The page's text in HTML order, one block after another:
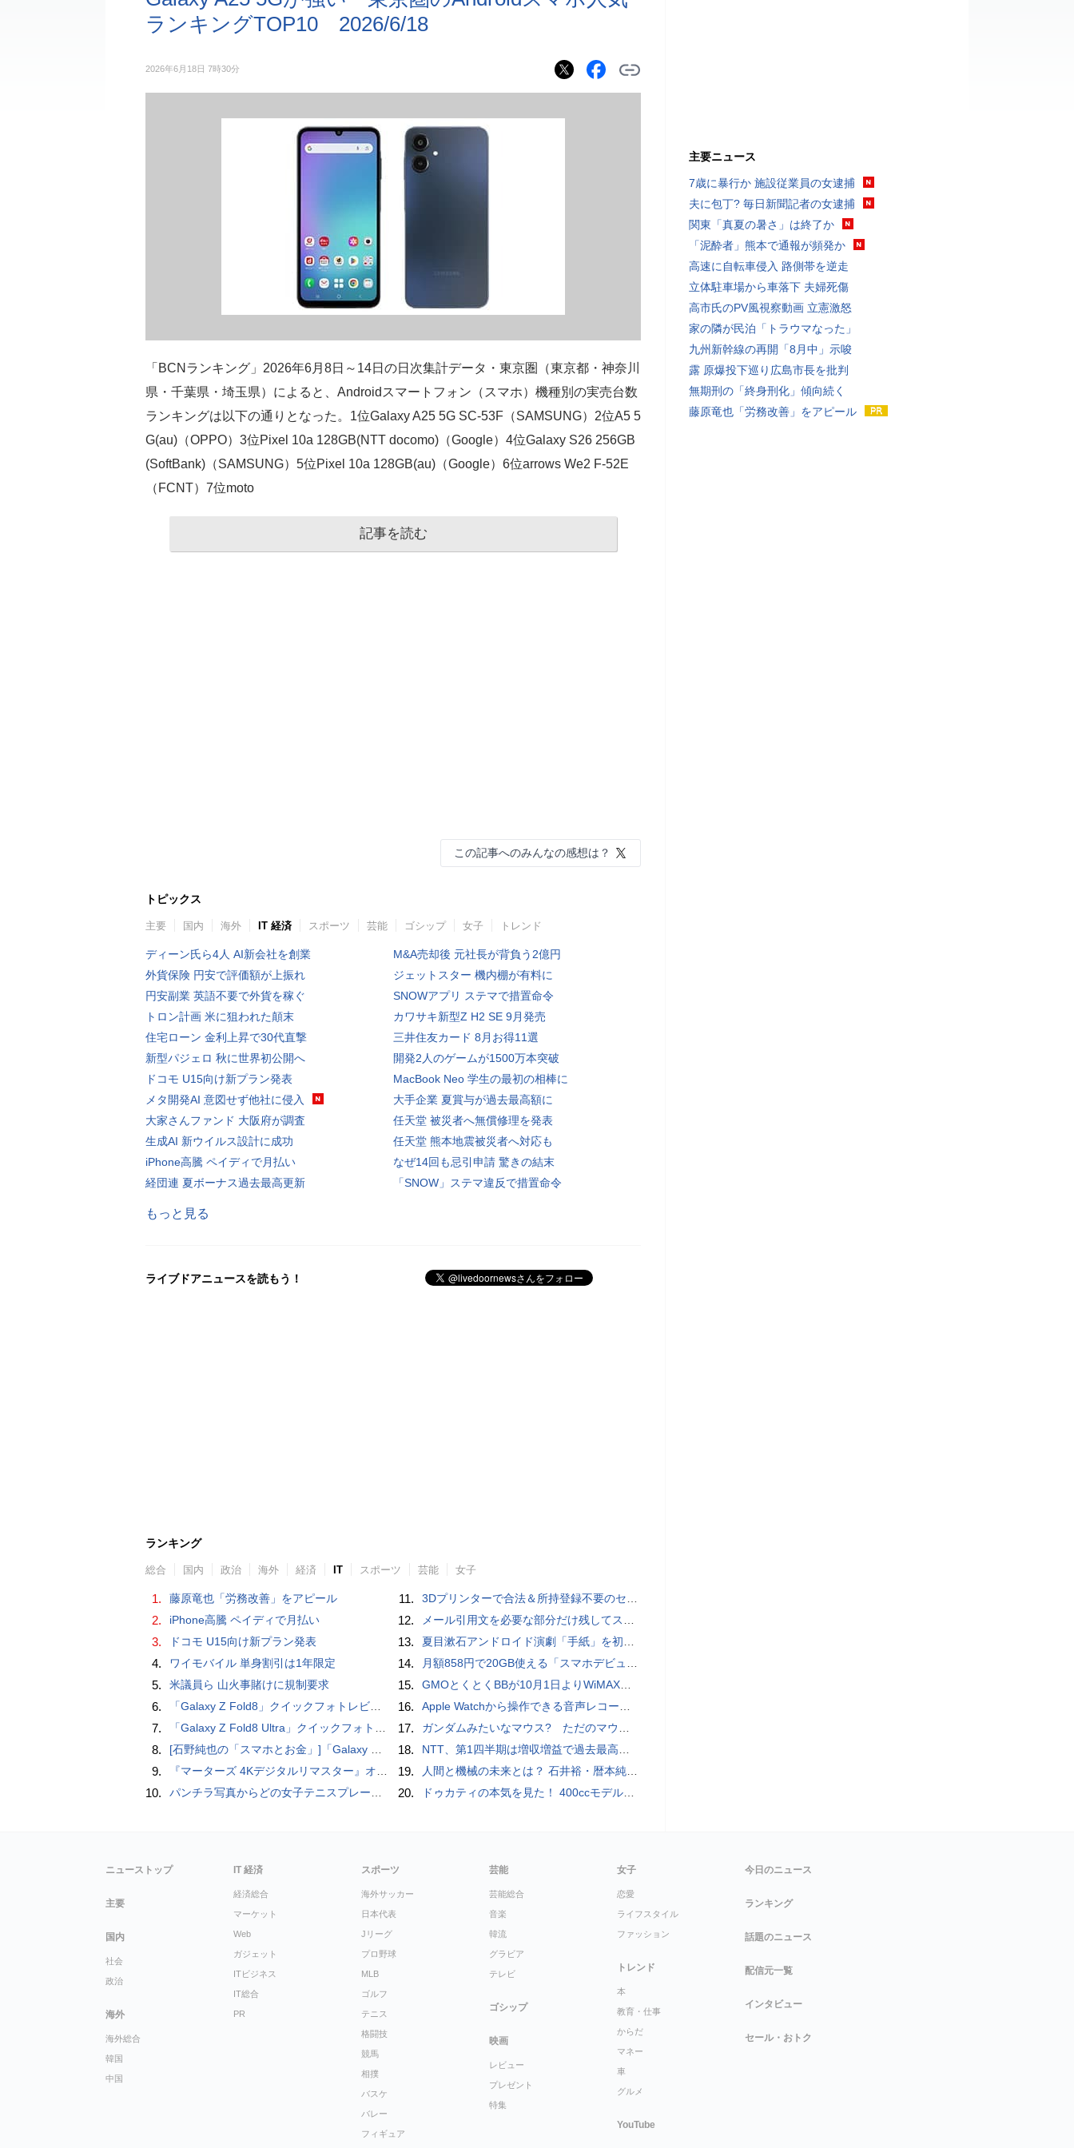
ランキングTOP10 2026/6/18
2026年6月18日 7時30分
「BCNランキング」2026年6月8日～14日の日次集計データ・東京圏（東京都・神奈川
県・千葉県・埼玉県）によると、Androidスマートフォン（スマホ）機種別の実売台数
ランキングは以下の通りとなった。1位Galaxy A25 5G SC-53F（SAMSUNG）2位A5 5
G(au)（OPPO）3位Pixel 10a 128GB(NTT docomo)（Google）4位Galaxy S26 256GB
(SoftBank)（SAMSUNG）5位Pixel 10a 128GB(au)（Google）6位arrows We2 F-52E
（FCNT）7位moto
記事を読む
この記事へのみんなの感想は？
トピックス
主要 国内 海外 IT 経済 スポーツ 芸能 ゴシップ 女子 トレンド
ディーン氏ら4人 AI新会社を創業
外貨保険 円安で評価額が上振れ
円安副業 英語不要で外貨を稼ぐ
トロン計画 米に狙われた顛末
住宅ローン 金利上昇で30代直撃
新型パジェロ 秋に世界初公開へ
ドコモ U15向け新プラン発表
メタ開発AI 意図せず他社に侵入
大家さんファンド 大阪府が調査
生成AI 新ウイルス設計に成功
iPhone高騰 ペイディで月払い
経団連 夏ボーナス過去最高更新
M&A売却後 元社長が背負う2億円
ジェットスター 機内棚が有料に
SNOWアプリ ステマで措置命令
カワサキ新型Z H2 SE 9月発売
三井住友カード 8月お得11選
開発2人のゲームが1500万本突破
MacBook Neo 学生の最初の相棒に
大手企業 夏賞与が過去最高額に
任天堂 被災者へ無償修理を発表
任天堂 熊本地震被災者へ対応も
なぜ14回も忌引申請 驚きの結末
「SNOW」ステマ違反で措置命令
もっと見る
ライブドアニュースを読もう！
ランキング
総合 国内 政治 海外 経済 IT スポーツ 芸能 女子
1. 藤原竜也「労務改善」をアピール
2. iPhone高騰 ペイディで月払い
3. ドコモ U15向け新プラン発表
4. ワイモバイル 単身割引は1年限定
5. 米議員ら 山火事賭けに規制要求
6. 「Galaxy Z Fold8」クイックフォトレビュー
7. 「Galaxy Z Fold8 Ultra」クイックフォトレビュー
8. [石野純也の「スマホとお金」]「Galaxy Z Fold7／Flip7」発表、注目したいソフトバンクの価格攻勢
9. 『マーターズ 4Kデジタルリマスター』オールナイト上映、鬼畜な併映作品が決定 全部観たら“生還証”をプレゼント［ホラー通信］
10. パンチラ写真からどの女子テニスプレーヤーのものなのか当てるクイズ「Tennis Upskirts」
11. 3Dプリンターで合法＆所持登録不要のセミオートマチック銃を自作、発砲試験にも成功した猛者が登場
12. メール引用文を必要な部分だけ残してスッキリ返信するiPhoneメールの便利技：iPhone Tips
13. 夏目漱石アンドロイド演劇「手紙」を初上演！平田オリザ氏の作・演出、二松学舎大学で
14. 月額858円で20GB使える「スマホデビュープラン U15」ドコモが提供、ahamoも割引になる親子割も
15. GMOとくとくBBが10月1日よりWiMAXなど月額605円値上げ！全6種の重要変更を徹底解説
16. ​Apple Watchから操作できる音声レコーダMeta Recorder、録音レベル調整も対応
17. ガンダムみたいなマウス? ただのマウスとは違うのだよ1944通りの形状に変更できる驚異のマウス
18. NTT、第1四半期は増収増益で過去最高 IOWNや分散GPUの取り組みを説明
19. 人間と機械の未来とは？ 石井裕・暦本純一・稲見昌彦らHCI研究者が集うトークイヴェント：2016/1/31に開催
20. ドゥカティの本気を見た！ 400ccモデル「スクランブラー Sixty2」の魅力とは？
主要ニュース
7歳に暴行か 施設従業員の女逮捕
夫に包丁? 毎日新聞記者の女逮捕
関東「真夏の暑さ」は終了か
「泥酔者」熊本で通報が頻発か
高速に自転車侵入 路側帯を逆走
立体駐車場から車落下 夫婦死傷
高市氏のPV風視察動画 立憲激怒
家の隣が民泊「トラウマなった」
九州新幹線の再開「8月中」示唆
露 原爆投下巡り広島市長を批判
無期刑の「終身刑化」傾向続く
藤原竜也「労務改善」をアピール
ニューストップ
主要
国内
社会
政治
海外
海外総合
韓国
中国
IT 経済
経済総合
マーケット
Web
ガジェット
ITビジネス
IT総合
PR
スポーツ
海外サッカー
日本代表
Jリーグ
プロ野球
MLB
ゴルフ
テニス
格闘技
競馬
相撲
バスケ
バレー
フィギュア
芸能
芸能総合
音楽
韓流
グラビア
テレビ
ゴシップ
映画
レビュー
プレゼント
特集
女子
恋愛
ライフスタイル
ファッション
トレンド
本
教育・仕事
からだ
マネー
車
グルメ
YouTube
今日のニュース
ランキング
話題のニュース
配信元一覧
インタビュー
セール・おトク